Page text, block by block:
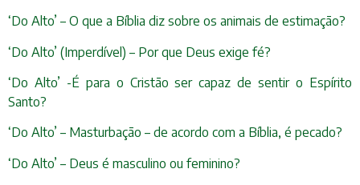
‘Do Alto’ – O que a Bíblia diz sobre os animais de estimação?
‘Do Alto’ (Imperdível) – Por que Deus exige fé?
‘Do Alto’ -É para o Cristão ser capaz de sentir o Espírito
Santo?
‘Do Alto’ – Masturbação – de acordo com a Bíblia, é pecado?
‘Do Alto’ – Deus é masculino ou feminino?